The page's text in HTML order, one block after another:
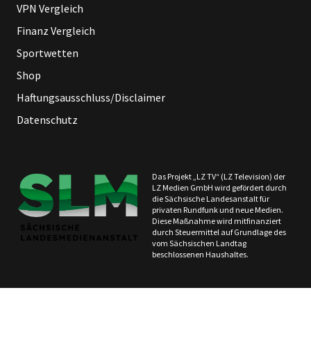
VPN Vergleich
Finanz Vergleich
Sportwetten
Shop
Haftungsausschluss/Disclaimer
Datenschutz
Das Projekt „LZ TV“ (LZ Television) der
LZ Medien GmbH wird gefördert durch
die Sächsische Landesanstalt für
privaten Rundfunk und neue Medien.
Diese Maßnahme wird mitfinanziert
durch Steuermittel auf Grundlage des
vom Sächsischen Landtag
beschlossenen Haushaltes.